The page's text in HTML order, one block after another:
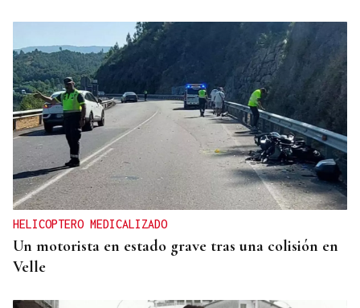
HELICOPTERO MEDICALIZADO
Un motorista en estado grave tras una colisión en
Velle